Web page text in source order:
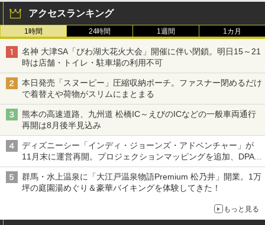
アクセスランキング
1時間 24時間 1週間 1カ月
名神 大津SA「びわ湖大花火大会」開催に伴い閉鎖。明日15～21
時は店舗・トイレ・駐車場の利用不可
本日発売「スヌーピー」圧縮収納ポーチ。ファスナー閉めるだけ
で着替えや荷物がスリムにまとまる
熊本の高速道路、九州道 松橋IC～えびのICなどの一般車両通行
再開は8月後半見込み
ディズニーシー「インディ・ジョーンズ・アドベンチャー」が
11月末に運営再開。プロジェクションマッピングを追加、DPA
は1500円
群馬・水上温泉に「大江戸温泉物語Premium 松乃井」開業。1万
坪の庭園湯めぐり＆豪華バイキングを体験してきた！
もっと見る